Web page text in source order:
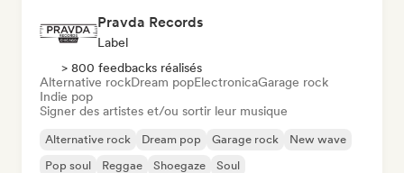
Pravda Records
Label
> 800 feedbacks réalisés
Alternative rockDream popElectronicaGarage rock
Indie pop
Signer des artistes et/ou sortir leur musique
Alternative rock Dream pop Garage rock
New wave
Pop soul
Reggae Shoegaze Soul